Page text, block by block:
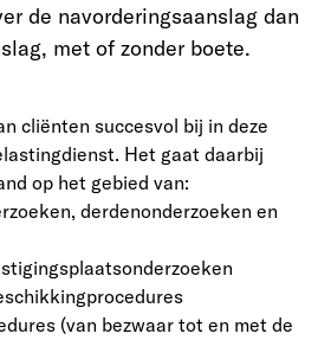
de navorderingsaanslag dan
met of zonder boete.
cliënten succesvol bij in deze
Het gaat daarbij
op het gebied van:
derdenonderzoeken en
(van bezwaar tot en met de